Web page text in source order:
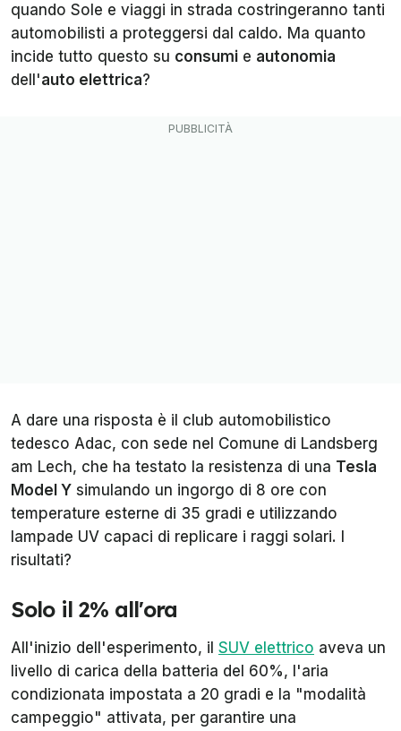
quando Sole e viaggi in strada costringeranno tanti
automobilisti a proteggersi dal caldo. Ma quanto
incide tutto questo su consumi e autonomia
dell'auto elettrica?
A dare una risposta è il club automobilistico
tedesco Adac, con sede nel Comune di Landsberg
am Lech, che ha testato la resistenza di una Tesla
Model Y simulando un ingorgo di 8 ore con
temperature esterne di 35 gradi e utilizzando
lampade UV capaci di replicare i raggi solari. I
risultati?
Solo il 2% all'ora
All'inizio dell'esperimento, il SUV elettrico aveva un
livello di carica della batteria del 60%, l'aria
condizionata impostata a 20 gradi e la "modalità
campeggio" attivata, per garantire una